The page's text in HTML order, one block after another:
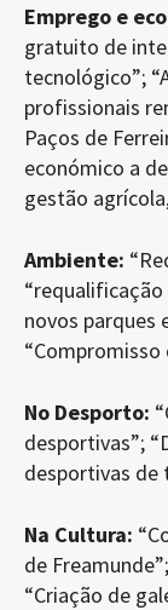
Emprego e
gratuito de
tecnológico”;
profissionais
Paços de
económico a
gestão
Ambiente:
“requalificação
novos parques
No Desporto:
desportivas”;
desportivas de
Na Cultura:
de
“Criação de